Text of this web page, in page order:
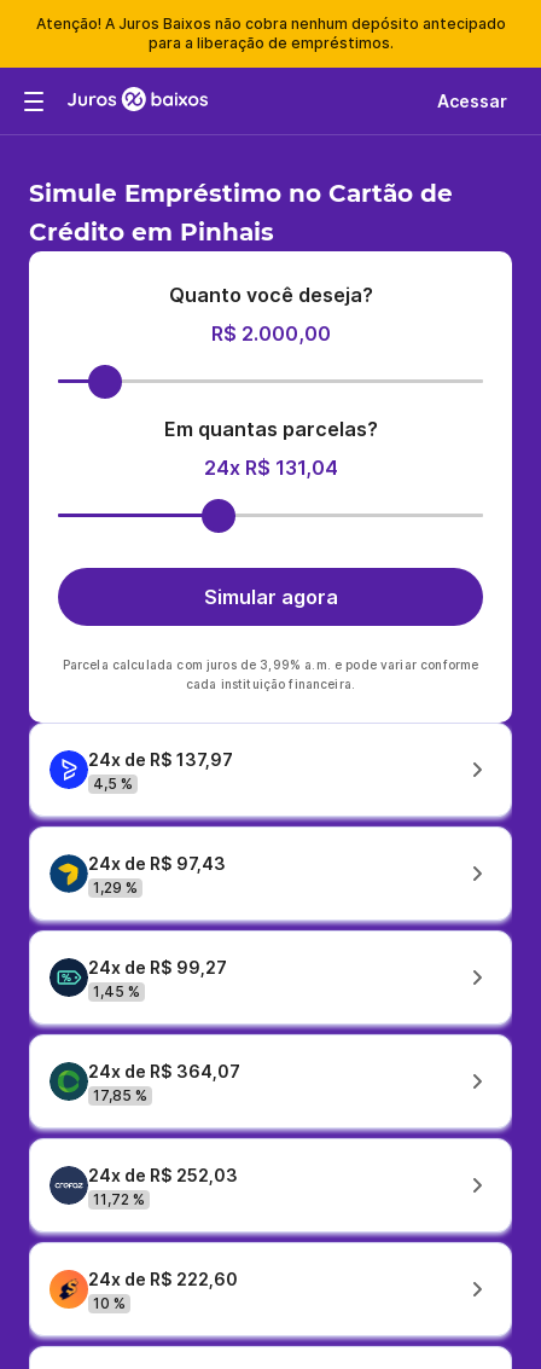
Atenção! A Juros Baixos não cobra nenhum depósito antecipado
para a liberação de empréstimos.
Acessar
Simule Empréstimo no Cartão de
Crédito em Pinhais
Quanto você deseja?
R$ 2.000,00
Em quantas parcelas?
24x R$ 131,04
Simular agora
Parcela calculada com juros de 3,99% a.m. e pode variar conforme
cada instituição financeira.
24x de R$ 137,97
4,5 %
24x de R$ 97,43
1,29 %
24x de R$ 99,27
1,45 %
24x de R$ 364,07
17,85 %
24x de R$ 252,03
11,72 %
24x de R$ 222,60
10 %